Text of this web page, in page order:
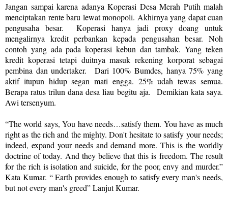
Jangan sampai karena adanya Koperasi Desa Merah Putih malah
menciptakan rente baru lewat monopoli. Akhirnya yang dapat cuan
pengusaha besar. Koperasi hanya jadi proxy doang untuk
mengalirnya kredit perbankan kepada pengusahan besar. Noh
contoh yang ada pada koperasi kebun dan tambak. Yang teken
kredit koperasi tetapi duitnya masuk rekening korporat sebagai
pembina dan undertaker. Dari 100% Bumdes, hanya 75% yang
aktif itupun hidup segan mati engga. 25% udah tewas semua.
Berapa ratus trilun dana desa liau begitu aja. Demikian kata saya.
Awi tersenyum.
“The world says, You have needs…satisfy them. You have as much
right as the rich and the mighty. Don't hesitate to satisfy your needs;
indeed, expand your needs and demand more. This is the worldly
doctrine of today. And they believe that this is freedom. The result
for the rich is isolation and suicide, for the poor, envy and murder.”
Kata Kumar. “ Earth provides enough to satisfy every man's needs,
but not every man's greed” Lanjut Kumar.